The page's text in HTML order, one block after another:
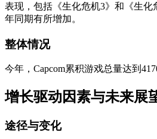
表现，包括《生化危机3》和《生化
年同期有所增加。
整体情况
今年，Capcom累积游戏总量达到
增长驱动因素与未来展
途径与变化